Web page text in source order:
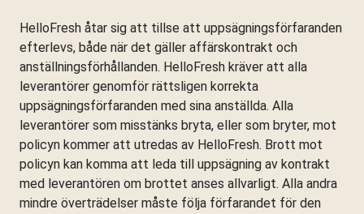
HelloFresh åtar sig att tillse att uppsägningsförfaranden
efterlevs, både när det gäller affärskontrakt och
anställningsförhållanden. HelloFresh kräver att alla
leverantörer genomför rättsligen korrekta
uppsägningsförfaranden med sina anställda. Alla
leverantörer som misstänks bryta, eller som bryter, mot
policyn kommer att utredas av HelloFresh. Brott mot
policyn kan komma att leda till uppsägning av kontrakt
med leverantören om brottet anses allvarligt. Alla andra
mindre överträdelser måste följa förfarandet för den